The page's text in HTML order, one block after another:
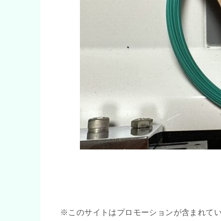
※このサイトはプロモーションが含まれて